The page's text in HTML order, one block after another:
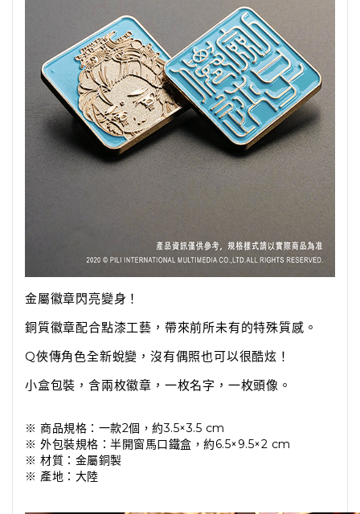
金屬徽章閃亮變身！
銅質徽章配合點漆工藝，帶來前所未有的特殊質感。
Q俠傳角色全新蛻變，沒有偶照也可以很酷炫！
小盒包裝，含兩枚徽章，一枚名字，一枚頭像。
※ 商品規格：一款2個，約3.5×3.5 cm
※ 外包裝規格：半開窗馬口鐵盒，約6.5×9.5×2 cm
※ 材質：金屬銅製
※ 產地：大陸